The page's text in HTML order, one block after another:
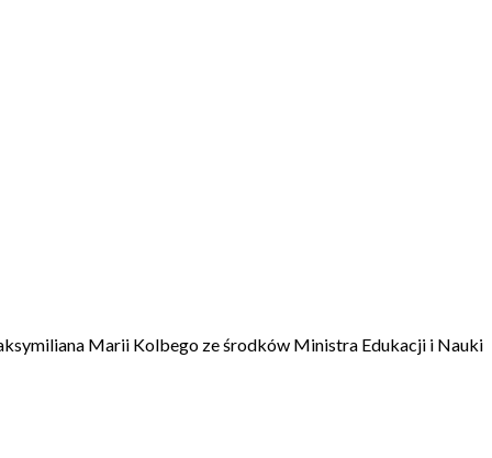
Marii Kolbego ze środków Ministra Edukacji i Nauki